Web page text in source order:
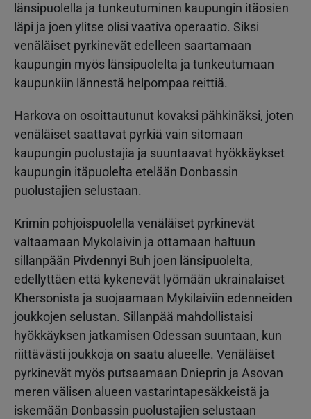
länsipuolella ja tunkeutuminen kaupungin itäosien
läpi ja joen ylitse olisi vaativa operaatio. Siksi
venäläiset pyrkinevät edelleen saartamaan
kaupungin myös länsipuolelta ja tunkeutumaan
kaupunkiin lännestä helpompaa reittiä.
Harkova on osoittautunut kovaksi pähkinäksi, joten
venäläiset saattavat pyrkiä vain sitomaan
kaupungin puolustajia ja suuntaavat hyökkäykset
kaupungin itäpuolelta etelään Donbassin
puolustajien selustaan.
Krimin pohjoispuolella venäläiset pyrkinevät
valtaamaan Mykolaivin ja ottamaan haltuun
sillanpään Pivdennyi Buh joen länsipuolelta,
edellyttäen että kykenevät lyömään ukrainalaiset
Khersonista ja suojaamaan Mykilaiviin edenneiden
joukkojen selustan. Sillanpää mahdollistaisi
hyökkäyksen jatkamisen Odessan suuntaan, kun
riittävästi joukkoja on saatu alueelle. Venäläiset
pyrkinevät myös putsaamaan Dnieprin ja Asovan
meren välisen alueen vastarintapesäkkeistä ja
iskemään Donbassin puolustajien selustaan